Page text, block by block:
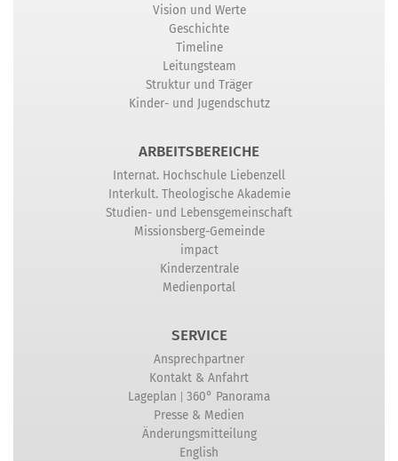
Vision und Werte
Geschichte
Timeline
Leitungsteam
Struktur und Träger
Kinder- und Jugendschutz
ARBEITSBEREICHE
Internat. Hochschule Liebenzell
Interkult. Theologische Akademie
Studien- und Lebensgemeinschaft
Missionsberg-Gemeinde
impact
Kinderzentrale
Medienportal
SERVICE
Ansprechpartner
Kontakt & Anfahrt
Lageplan | 360° Panorama
Presse & Medien
Änderungsmitteilung
English